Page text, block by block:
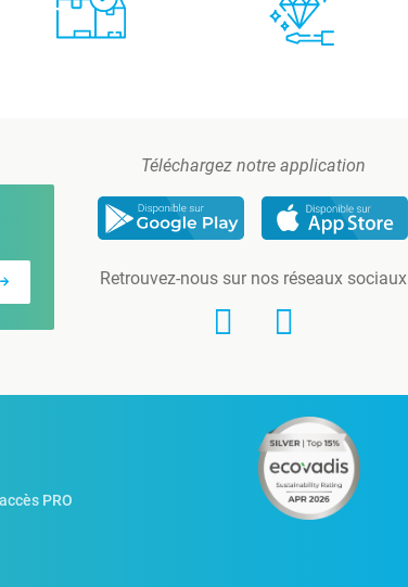
Téléchargez notre application
Retrouvez-nous sur nos réseaux sociaux
PRO